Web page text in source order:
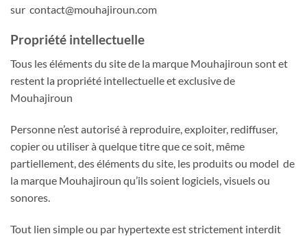
sur contact@mouhajiroun.com
Propriété intellectuelle
Tous les éléments du site de la marque Mouhajiroun sont et
restent la propriété intellectuelle et exclusive de
Mouhajiroun
Personne n’est autorisé à reproduire, exploiter, rediffuser,
copier ou utiliser à quelque titre que ce soit, même
partiellement, des éléments du site, les produits ou model de
la marque Mouhajiroun qu’ils soient logiciels, visuels ou
sonores.
Tout lien simple ou par hypertexte est strictement interdit